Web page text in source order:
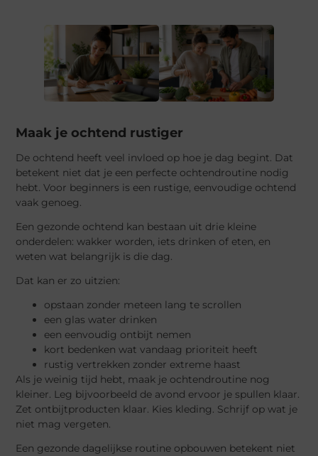
Maak je ochtend rustiger
De ochtend heeft veel invloed op hoe je dag begint. Dat
betekent niet dat je een perfecte ochtendroutine nodig
hebt. Voor beginners is een rustige, eenvoudige ochtend
vaak genoeg.
Een gezonde ochtend kan bestaan uit drie kleine
onderdelen: wakker worden, iets drinken of eten, en
weten wat belangrijk is die dag.
Dat kan er zo uitzien:
opstaan zonder meteen lang te scrollen
een glas water drinken
een eenvoudig ontbijt nemen
kort bedenken wat vandaag prioriteit heeft
rustig vertrekken zonder extreme haast
Als je weinig tijd hebt, maak je ochtendroutine nog
kleiner. Leg bijvoorbeeld de avond ervoor je spullen klaar.
Zet ontbijtproducten klaar. Kies kleding. Schrijf op wat je
niet mag vergeten.
Een gezonde dagelijkse routine opbouwen betekent niet